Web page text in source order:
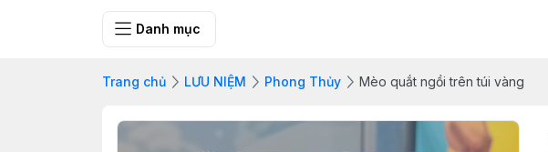
Danh mục
Trang chủ LƯU NIỆM Phong Thủy Mèo quắt ngồi trên túi vàng